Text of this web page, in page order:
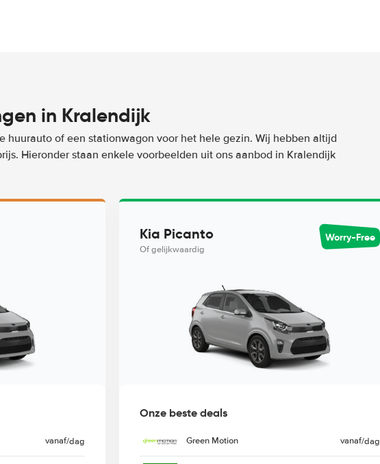
in Kralendijk
huurauto of een stationwagon voor het hele gezin. Wij hebben altijd
Hieronder staan enkele voorbeelden uit ons aanbod in Kralendijk
vanaf/dag
Kia Picanto
Of gelijkwaardig
Worry-Free
Onze beste deals
Green Motion vanaf/dag